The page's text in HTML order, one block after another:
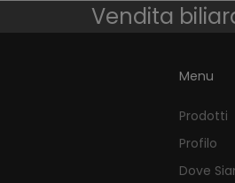
Vendita
Menu
Prodotti
Profilo
Dove